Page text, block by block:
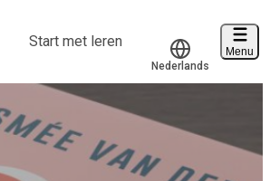
Voucher verzilveren
Account en hulp
Start met leren
Start met leren
Nederlands
Menu